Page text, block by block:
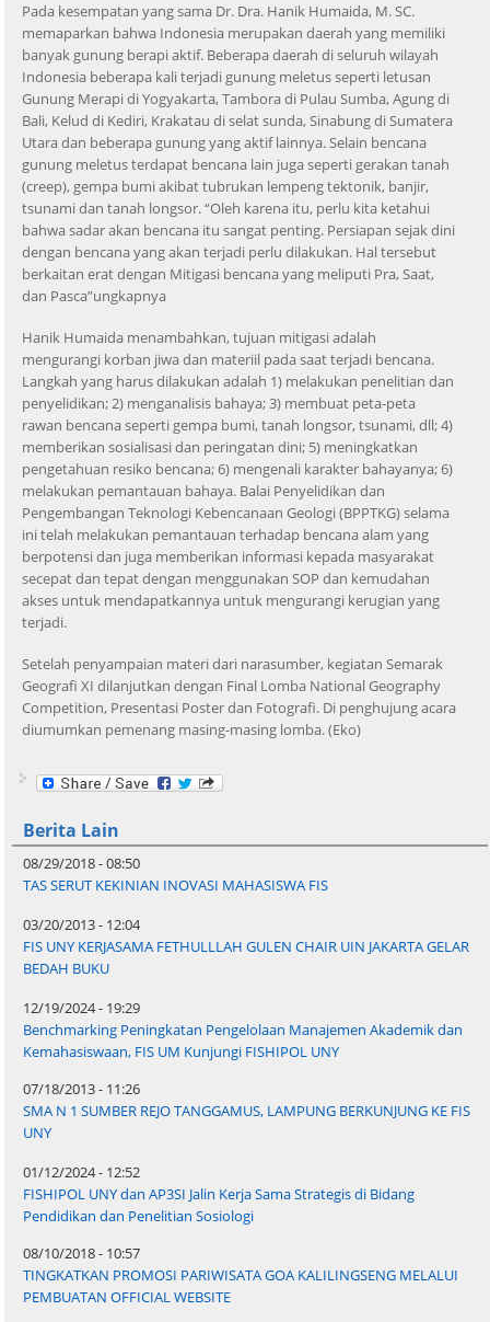
Pada kesempatan yang sama Dr. Dra. Hanik Humaida, M. SC.
memaparkan bahwa Indonesia merupakan daerah yang memiliki
banyak gunung berapi aktif. Beberapa daerah di seluruh wilayah
Indonesia beberapa kali terjadi gunung meletus seperti letusan
Gunung Merapi di Yogyakarta, Tambora di Pulau Sumba, Agung di
Bali, Kelud di Kediri, Krakatau di selat sunda, Sinabung di Sumatera
Utara dan beberapa gunung yang aktif lainnya. Selain bencana
gunung meletus terdapat bencana lain juga seperti gerakan tanah
(creep), gempa bumi akibat tubrukan lempeng tektonik, banjir,
tsunami dan tanah longsor. “Oleh karena itu, perlu kita ketahui
bahwa sadar akan bencana itu sangat penting. Persiapan sejak dini
dengan bencana yang akan terjadi perlu dilakukan. Hal tersebut
berkaitan erat dengan Mitigasi bencana yang meliputi Pra, Saat,
dan Pasca”ungkapnya
Hanik Humaida menambahkan, tujuan mitigasi adalah
mengurangi korban jiwa dan materiil pada saat terjadi bencana.
Langkah yang harus dilakukan adalah 1) melakukan penelitian dan
penyelidikan; 2) menganalisis bahaya; 3) membuat peta-peta
rawan bencana seperti gempa bumi, tanah longsor, tsunami, dll; 4)
memberikan sosialisasi dan peringatan dini; 5) meningkatkan
pengetahuan resiko bencana; 6) mengenali karakter bahayanya; 6)
melakukan pemantauan bahaya. Balai Penyelidikan dan
Pengembangan Teknologi Kebencanaan Geologi (BPPTKG) selama
ini telah melakukan pemantauan terhadap bencana alam yang
berpotensi dan juga memberikan informasi kepada masyarakat
secepat dan tepat dengan menggunakan SOP dan kemudahan
akses untuk mendapatkannya untuk mengurangi kerugian yang
terjadi.
Setelah penyampaian materi dari narasumber, kegiatan Semarak
Geografi XI dilanjutkan dengan Final Lomba National Geography
Competition, Presentasi Poster dan Fotografi. Di penghujung acara
diumumkan pemenang masing-masing lomba. (Eko)
Berita Lain
08/29/2018 - 08:50
TAS SERUT KEKINIAN INOVASI MAHASISWA FIS
03/20/2013 - 12:04
FIS UNY KERJASAMA FETHULLLAH GULEN CHAIR UIN JAKARTA GELAR
BEDAH BUKU
12/19/2024 - 19:29
Benchmarking Peningkatan Pengelolaan Manajemen Akademik dan
Kemahasiswaan, FIS UM Kunjungi FISHIPOL UNY
07/18/2013 - 11:26
SMA N 1 SUMBER REJO TANGGAMUS, LAMPUNG BERKUNJUNG KE FIS
UNY
01/12/2024 - 12:52
FISHIPOL UNY dan AP3SI Jalin Kerja Sama Strategis di Bidang
Pendidikan dan Penelitian Sosiologi
08/10/2018 - 10:57
TINGKATKAN PROMOSI PARIWISATA GOA KALILINGSENG MELALUI
PEMBUATAN OFFICIAL WEBSITE